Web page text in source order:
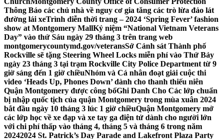
Thông Báo các chủ nhà về nguy cơ gia tăng các trò lừa đảo lát
đường lái xeTrình diễn thời trang – 2024 ‘Spring Fever’ fashion
show at Montgomery MallKỷ niệm “National Vietnam Veterans
Day” vào thứ Sáu ngày 29 tháng 3 trên trang web
montgomerycountymd.gov/veteransSở Cảnh sát Thành phố
Rockville sẽ tặng Steering Wheel Locks miễn phí vào Thứ Bảy
ngày 23 tháng 3 tại trạm Rockville City Police Department từ 9
giờ sáng đến 1 giờ chiềuNhóm và Cá nhân đoạt giải cuộc thi
video ‘Heads Up, Phones Down’ dành cho thanh thiếu niên
Quận Montgomery được công bốGhi Danh Cho Các lớp chuẩn
bị nhập quốc tịch của quận Montgomery trong mùa xuân 2024
bắt đầu ngày 10 tháng 3 lúc 1 giờ chiềuQuận Montgomery mở
các lớp học về xe đạp và xe tay ga điện tử dành cho người lớn
với chi phí thấp vào tháng 4, tháng 5 và tháng 6 trong năm
20242024 St. Patrick’s Day Parade and Lakefront Plaza Party